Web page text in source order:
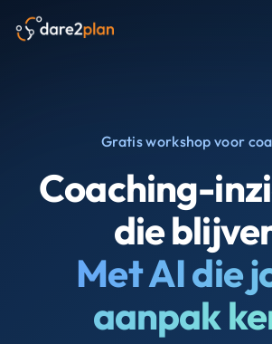
Gratis workshop voor
Coaching-
die
Met AI die
aanpak